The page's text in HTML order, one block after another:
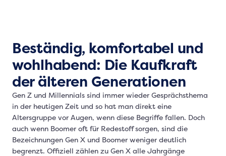
Beständig, komfortabel und
wohlhabend: Die Kaufkraft
der älteren Generationen
Gen Z und Millennials sind immer wieder Gesprächsthema
in der heutigen Zeit und so hat man direkt eine
Altersgruppe vor Augen, wenn diese Begriffe fallen. Doch
auch wenn Boomer oft für Redestoff sorgen, sind die
Bezeichnungen Gen X und Boomer weniger deutlich
begrenzt. Offiziell zählen zu Gen X alle Jahrgänge